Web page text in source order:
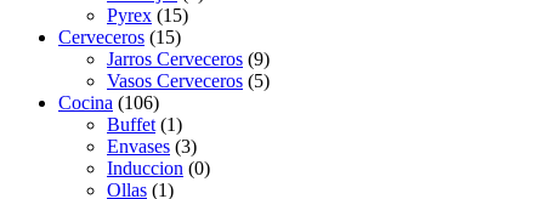
Pyrex (15)
Cerveceros (15)
Jarros Cerveceros (9)
Vasos Cerveceros (5)
Cocina (106)
Buffet (1)
Envases (3)
Induccion (0)
Ollas (1)